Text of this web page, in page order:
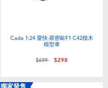
Cada 1:24 愛快·羅密歐F1 C42積木
模型車
價格從
$699至$298